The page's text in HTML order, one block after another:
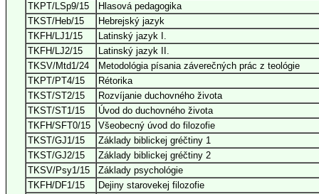
TKPT/LSp9/15
Hlasová pedagogika
TKST/Heb/15
Hebrejský jazyk
TKFH/LJ1/15
Latinský jazyk I.
TKFH/LJ2/15
Latinský jazyk II.
TKSV/Mtd1/24
Metodológia písania záverečných prác z teológie
TKPT/PT4/15
Rétorika
TKST/ST2/15
Rozvíjanie duchovného života
TKST/ST1/15
Úvod do duchovného života
TKFH/SFT0/15
Všeobecný úvod do filozofie
TKST/GJ1/15
Základy biblickej gréčtiny 1
TKST/GJ2/15
Základy biblickej gréčtiny 2
TKSV/Psy1/15
Základy psychológie
TKFH/DF1/15
Dejiny starovekej filozofie